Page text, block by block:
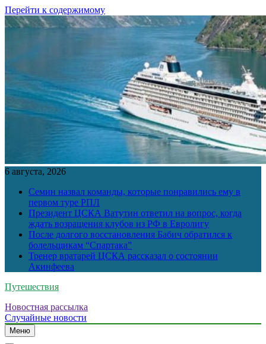
Перейти к содержимому
6 августа, 2026
Семин назвал команды, которые понравились ему в
первом туре РПЛ
Президент ЦСКА Ватутин ответил на вопрос, когда
ждать возращения клубов из РФ в Евролигу
После долгого восстановления Бабич обратился к
болельщикам “Спартака”
Тренер вратарей ЦСКА рассказал о состоянии
Акинфеева
Путешествия
Новостная рассылка
Случайные новости
Меню